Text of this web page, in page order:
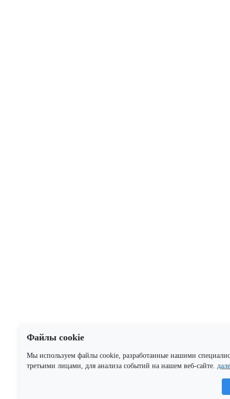
Файлы cookie
Мы используем файлы cookie, разработанные нашими
третьими лицами, для анализа событий на нашем веб-сайте.